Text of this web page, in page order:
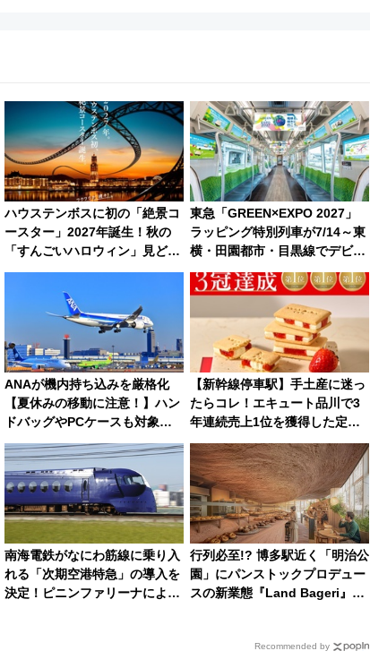
ハウステンボスに初の「絶景コ
ースター」2027年誕生！秋の
「すんごいハロウィン」見どこ
ろも一挙紹介
東急「GREEN×EXPO 2027」
ラッピング特別列車が7/14～東
横・田園都市・目黒線でデビュ
ー！ 注目の編成やデザインまと
め
ANAが機内持ち込みを厳格化
【夏休みの移動に注意！】ハン
ドバッグやPCケースも対象の
「身の回り品」新サイズ制限
(40×30×20cm)おさらい
【新幹線停車駅】手土産に迷っ
たらコレ！エキュート品川で3
年連続売上1位を獲得した定番
手土産スイーツとは？
南海電鉄がなにわ筋線に乗り入
れる「次期空港特急」の導入を
決定！ピニンファリーナによる
行列必至!? 博多駅近く「明治公
園」にパンストックプロデュー
スの新業態『Land Bageri』
Recommended by